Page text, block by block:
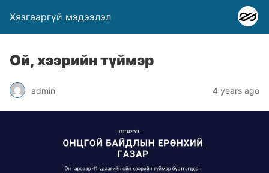
Хязгааргүй мэдээлэл
Ой, хээрийн түймэр
admin 4 years ago